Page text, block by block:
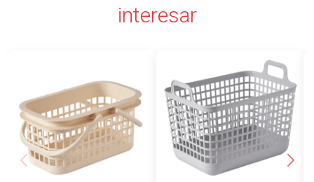
interesar